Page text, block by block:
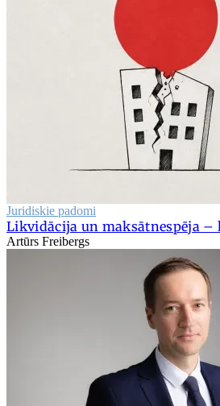
Juridiskie padomi
Likvidācija un maksātnespēja –
Artūrs Freibergs